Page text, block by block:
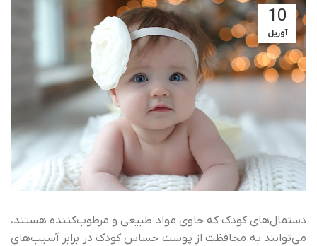
10
آوریل
دستمال‌های کودک که حاوی مواد طبیعی و مرطوب‌کننده هستند،
می‌توانند به محافظت از پوست حساس کودک در برابر آسیب‌های